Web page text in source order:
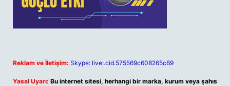
Reklam ve İletişim: Skype: live:.cid.575569c608265c69
Yasal Uyarı: Bu internet sitesi, herhangi bir marka, kurum veya şahıs